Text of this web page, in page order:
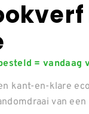
= vandaag
kant-en-klare
van